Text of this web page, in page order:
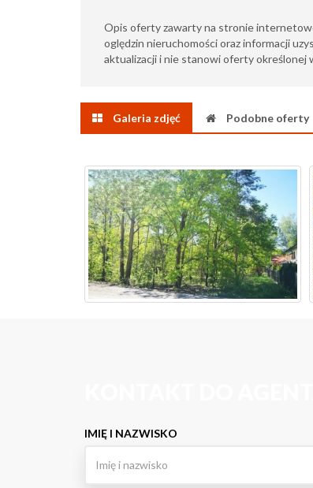
Opis oferty zawarty na stronie
oględzin nieruchomości oraz informacji
aktualizacji i nie stanowi oferty określonej
Galeria zdjęć Podobne oferty
IMIĘ I NAZWISKO